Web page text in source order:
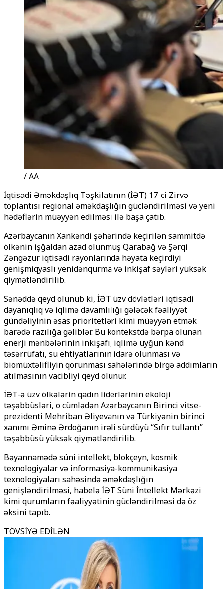
/ AA
İqtisadi Əməkdaşlıq Təşkilatının (İƏT) 17-ci Zirvə
toplantısı regional əməkdaşlığın gücləndirilməsi və yeni
hədəflərin müəyyən edilməsi ilə başa çatıb.
Azərbaycanın Xankəndi şəhərində keçirilən sammitdə
ölkənin işğaldan azad olunmuş Qarabağ və Şərqi
Zəngəzur iqtisadi rayonlarında həyata keçirdiyi
genişmiqyaslı yenidənqurma və inkişaf səyləri yüksək
qiymətləndirilib.
Sənəddə qeyd olunub ki, İƏT üzv dövlətləri iqtisadi
dayanıqlıq və iqlimə davamlılığı gələcək fəaliyyət
gündəliyinin əsas prioritetləri kimi müəyyən etmək
barədə razılığa gəliblər. Bu kontekstdə bərpa olunan
enerji mənbələrinin inkişafı, iqlimə uyğun kənd
təsərrüfatı, su ehtiyatlarının idarə olunması və
biomüxtəlifliyin qorunması sahələrində birgə addımların
atılmasının vacibliyi qeyd olunur.
İƏT-ə üzv ölkələrin qadın liderlərinin ekoloji
təşəbbüsləri, o cümlədən Azərbaycanın Birinci vitse-
prezidenti Mehriban Əliyevanın və Türkiyənin birinci
xanımı Əminə Ərdoğanın irəli sürdüyü “Sıfır tullantı”
təşəbbüsü yüksək qiymətləndirilib.
Bəyannamədə süni intellekt, blokçeyn, kosmik
texnologiyalar və informasiya-kommunikasiya
texnologiyaları sahəsində əməkdaşlığın
genişləndirilməsi, habelə İƏT Süni İntellekt Mərkəzi
kimi qurumların fəaliyyətinin gücləndirilməsi də öz
əksini tapıb.
TÖVSİYƏ EDİLƏN